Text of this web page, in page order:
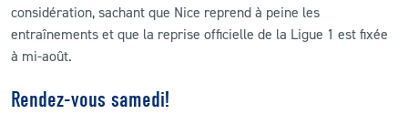
considération, sachant que Nice reprend à peine les
entraînements et que la reprise officielle de la Ligue 1 est fixée
à mi-août.
Rendez-vous samedi!